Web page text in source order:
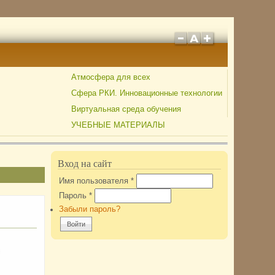
Атмосфера для всех
Сфера РКИ. Инновационные технологии
Виртуальная среда обучения
УЧЕБНЫЕ МАТЕРИАЛЫ
Вход на сайт
Имя пользователя*
Пароль*
Забыли пароль?